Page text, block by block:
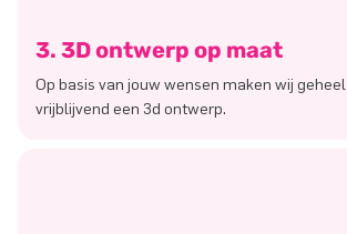
3. 3D ontwerp op maat
Op basis van jouw wensen maken wij geheel
vrijblijvend een 3d ontwerp.